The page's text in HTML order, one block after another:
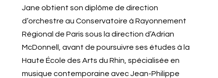
Jane obtient son diplôme de direction
d’orchestre au Conservatoire à Rayonnement
Régional de Paris sous la direction d’Adrian
McDonnell, avant de poursuivre ses études à la
Haute École des Arts du Rhin, spécialisée en
musique contemporaine avec Jean-Philippe